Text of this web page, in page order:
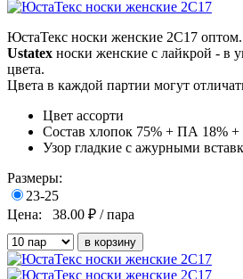
ЮстаТекс носки женские 2С17 оптом.
Ustatex носки женские с лайкрой - в
цвета.
Цвета в каждой партии могут
Цвет ассорти
Состав хлопок 75% + ПА 18% +
Узор гладкие с ажурными
Размеры:
23-25
Цена:
38.00 ₽ / пара